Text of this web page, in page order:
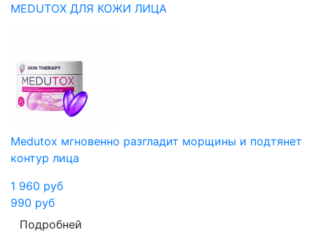
MEDUTOX ДЛЯ КОЖИ ЛИЦА
Medutox мгновенно разгладит морщины и подтянет
контур лица
1 960 руб
990 руб
Подробней